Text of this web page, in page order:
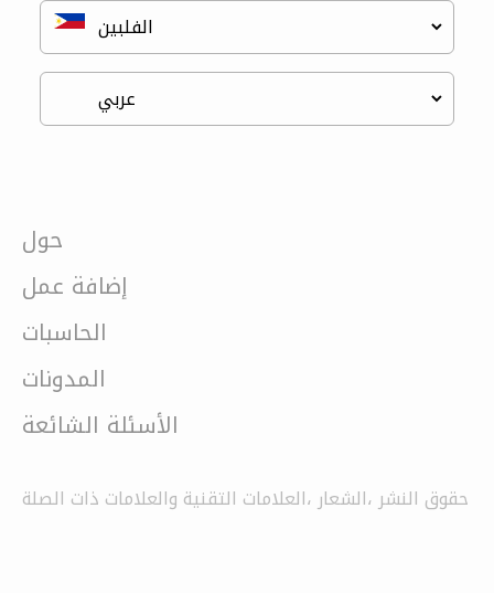
حول
إضافة عمل
الحاسبات
المدونات
الأسئلة الشائعة
حقوق النشر ،الشعار ،العلامات التقنية والعلامات ذات الصلة